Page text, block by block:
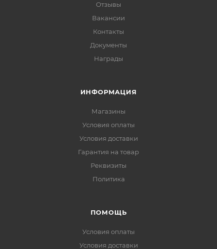
Отзывы
Вакансии
Контакты
Документы
Награды
ИНФОРМАЦИЯ
Магазины
Условия оплаты
Условия доставки
Гарантия на товар
Реквизиты
Политика
ПОМОЩЬ
Условия оплаты
Условия доставки